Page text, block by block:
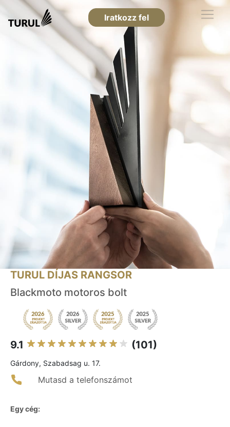
Iratkozz fel
TURUL DÍJAS RANGSOR
Blackmoto motoros bolt
9.1 (101)
Gárdony, Szabadsag u. 17.
Mutasd a telefonszámot
Egy cég: